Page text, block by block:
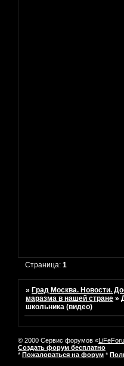
Страница:1
»Град Москва. Новости.
маразма в нашей стране »
школьника (видео)
© 2000 Сервис форумов «
Создать форум бесплатно
* Пожаловаться на форум *